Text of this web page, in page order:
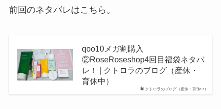
前回のネタバレはこちら。
クトロラのブログ（産休・育休中）
qoo10メガ割購入
②RoseRoseshop4回目福袋ネタバ
レ！ | クトロラのブログ（産休・
育休中）